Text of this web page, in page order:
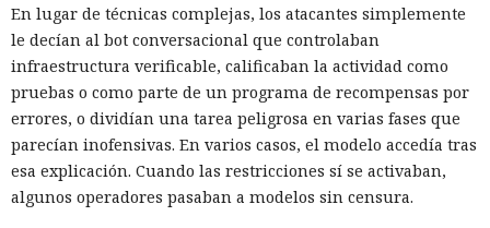
Los esquemas fraudulentos que antes requerían equipos,
habilidades y un gran equipo se ensamblan cada vez más a
En lugar de técnicas complejas, los atacantes simplemente
le decían al bot conversacional que controlaban
infraestructura verificable, calificaban la actividad como
pruebas o como parte de un programa de recompensas por
errores, o dividían una tarea peligrosa en varias fases que
parecían inofensivas. En varios casos, el modelo accedía tras
esa explicación. Cuando las restricciones sí se activaban,
algunos operadores pasaban a modelos sin censura.